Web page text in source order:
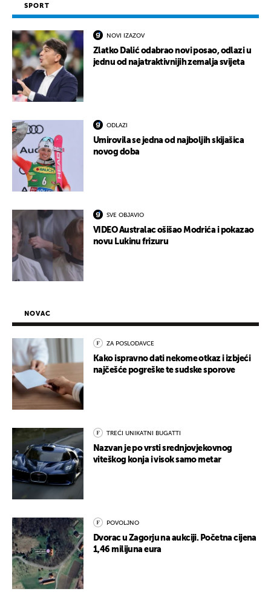
SPORT
NOVI IZAZOV
Zlatko Dalić odabrao novi posao, odlazi u
jednu od najatraktivnijih zemalja svijeta
ODLAZI
Umirovila se jedna od najboljih skijašica
novog doba
SVE OBJAVIO
VIDEO Australac ošišao Modrića i pokazao
novu Lukinu frizuru
NOVAC
ZA POSLODAVCE
Kako ispravno dati nekome otkaz i izbjeći
najčešće pogreške te sudske sporove
TREĆI UNIKATNI BUGATTI
Nazvan je po vrsti srednjovjekovnog
viteškog konja i visok samo metar
POVOLJNO
Dvorac u Zagorju na aukciji. Početna cijena
1,46 milijuna eura